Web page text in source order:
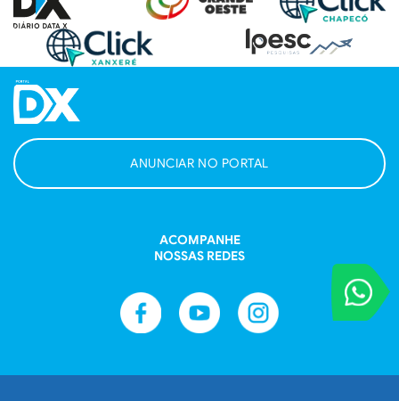
VOCÊ
Entre em
ANUNCIAR NO PORTAL
ACOMPANHE
NOSSAS REDES